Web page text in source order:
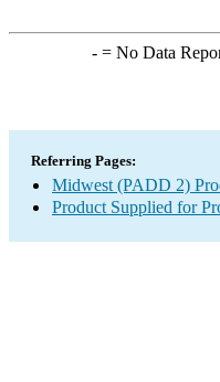
-= No Data
Referring Pages:
Midwest (PADD 2)
Product Supplied for